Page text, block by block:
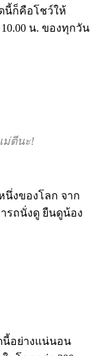
นี้ก็คือโชว์ให้
น. ของทุกวัน
ม่ตีนะ!
นึ่งของโลก จาก
รถนั่งดู ยืนดูน้อง
นี้อย่างแน่นอน